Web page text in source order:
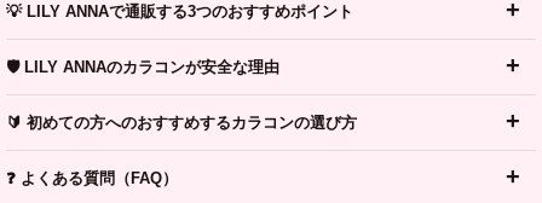
💡 LILY ANNAで通販する3つのおすすめポイント
🛡️ LILY ANNAのカラコンが安全な理由
🔰 初めての方へのおすすめするカラコンの選び方
❓ よくある質問（FAQ）